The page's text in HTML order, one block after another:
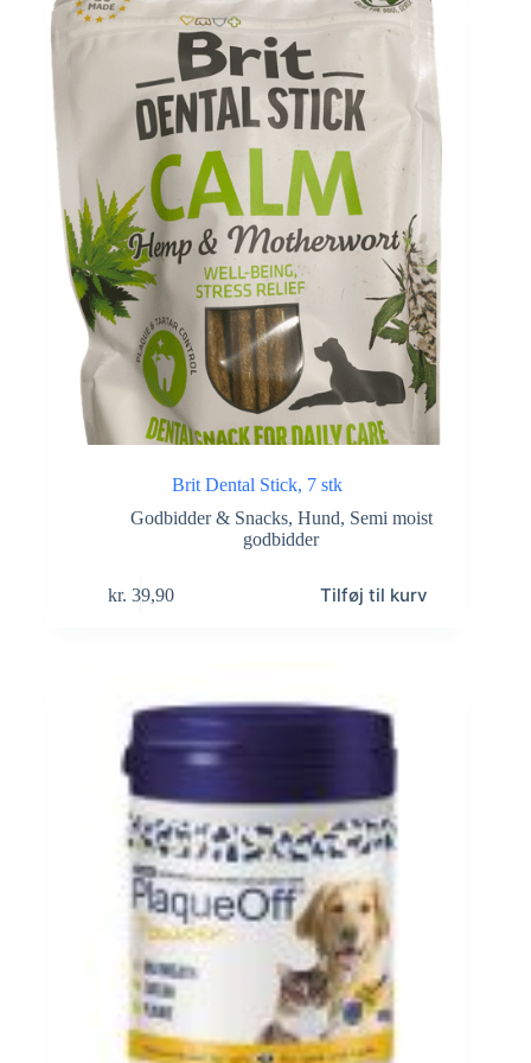
Brit Dental Stick, 7 stk
Godbidder & Snacks, Hund, Semi moist
godbidder
kr. 39,90 Tilføj til kurv